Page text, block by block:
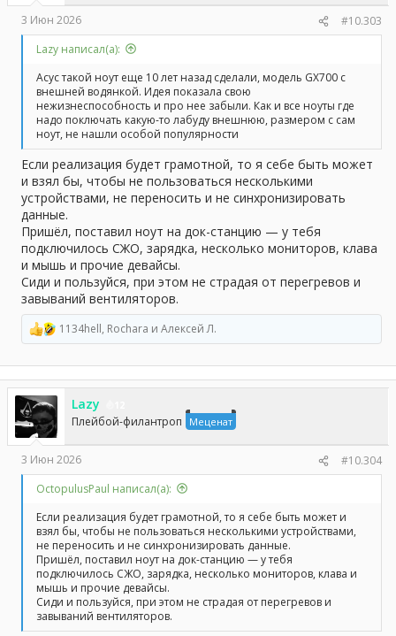
3 Июн 2026
#10.303
Lazy написал(а):
Асус такой ноут еще 10 лет назад сделали, модель GX700 с
внешней водянкой. Идея показала свою
нежизнеспособность и про нее забыли. Как и все ноуты где
надо поключать какую-то лабуду внешнюю, размером с сам
ноут, не нашли особой популярности
Если реализация будет грамотной, то я себе быть может
и взял бы, чтобы не пользоваться несколькими
устройствами, не переносить и не синхронизировать
данные.
Пришёл, поставил ноут на док-станцию — у тебя
подключилось СЖО, зарядка, несколько мониторов, клава
и мышь и прочие девайсы.
Сиди и пользуйся, при этом не страдая от перегревов и
завываний вентиляторов.
Р
е
а
к
ц
и
и
:
1134hell, Rochara и Алексей Л.
Lazy
Плейбой-филантроп Меценат
3 Июн 2026
#10.304
OctopulusPaul написал(а):
Если реализация будет грамотной, то я себе быть может и
взял бы, чтобы не пользоваться несколькими устройствами,
не переносить и не синхронизировать данные.
Пришёл, поставил ноут на док-станцию — у тебя
подключилось СЖО, зарядка, несколько мониторов, клава и
мышь и прочие девайсы.
Сиди и пользуйся, при этом не страдая от перегревов и
завываний вентиляторов.